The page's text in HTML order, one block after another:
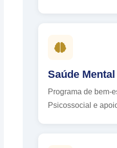
Saúde Mental
Programa de bem-
Psicossocial e